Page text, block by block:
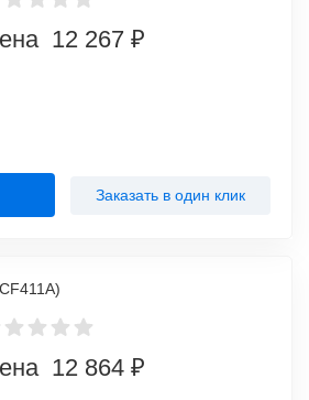
12 267 ₽
Заказать в один клик
12 864 ₽